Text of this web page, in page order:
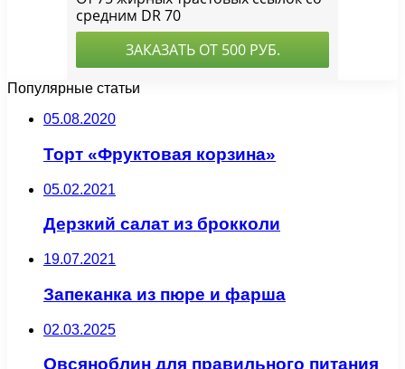
Популярные статьи
05.08.2020
Торт «Фруктовая корзина»
05.02.2021
Дерзкий салат из брокколи
19.07.2021
Запеканка из пюре и фарша
02.03.2025
Овсяноблин для правильного питания